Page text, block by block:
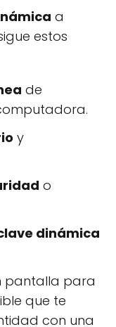
a
estos
de
y
o
dinámica
pantalla para
que te
con una